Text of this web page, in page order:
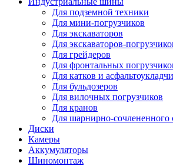
Для подземной техники
Для мини-погрузчиков
Для экскаваторов
Для экскаваторов-
Для грейдеров
Для фронтальных
Для катков и
Для бульдозеров
Для вилочных погрузчиков
Для кранов
Для шарнирно-сочлененного
Диски
Камеры
Аккумуляторы
Шиномонтаж